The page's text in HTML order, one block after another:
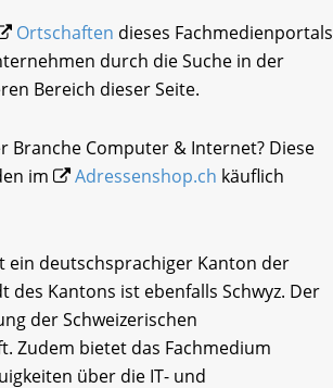
Ortschaften dieses Fachmedienportals
durch die Suche in der
Bereich dieser Seite.
Branche Computer & Internet? Diese
im
Adressenshop.ch käuflich
ein deutschsprachiger Kanton der
des Kantons ist ebenfalls Schwyz. Der
der Schweizerischen
Zudem bietet das Fachmedium
über die IT- und